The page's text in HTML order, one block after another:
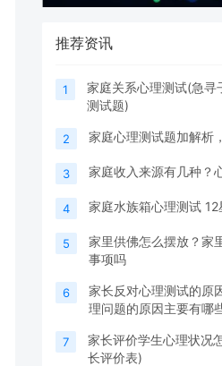
推荐资讯
1
家庭关系心理测试(急寻
测试题)
2 家庭心理测试题加解析
3 家庭收入来源有几种？
4 家庭水族箱心理测试
5
家里供佛怎么摆放？家
事项吗
6
家长反对心理测试的原
理问题的原因主要有哪
7
家长评价学生心理状况
长评价表)